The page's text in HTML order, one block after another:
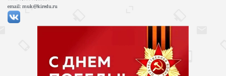
email: muk@kiredu.ru